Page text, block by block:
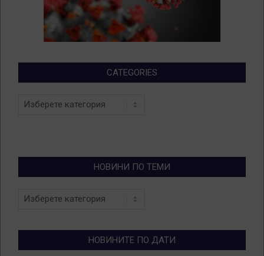
CATEGORIES
Categories
НОВИНИ ПО ТЕМИ
Новини
НОВИНИТЕ ПО ДАТИ